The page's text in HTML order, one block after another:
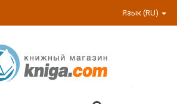
Язык (RU)